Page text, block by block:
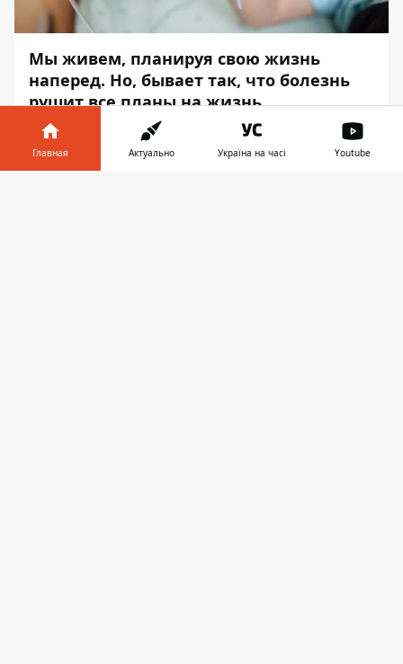
Мы живем, планируя свою жизнь
наперед. Но, бывает так, что болезнь
рушит все планы на жизнь.
Каждый день для них испытание и
каждый день они борются за свое
Главная Актуально Україна на часі Youtube